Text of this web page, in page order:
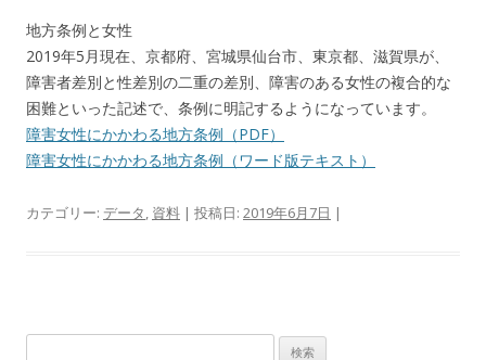
地方条例と女性
2019年5月現在、京都府、宮城県仙台市、東京都、滋賀県が、
障害者差別と性差別の二重の差別、 障害のある女性の複合的な
困難といった記述で、 条例に明記するようになっています。
障害女性にかかわる地方条例（PDF）
障害女性にかかわる地方条例（ワード版テキスト）
カテゴリー: データ, 資料 | 投稿日: 2019年6月7日 |